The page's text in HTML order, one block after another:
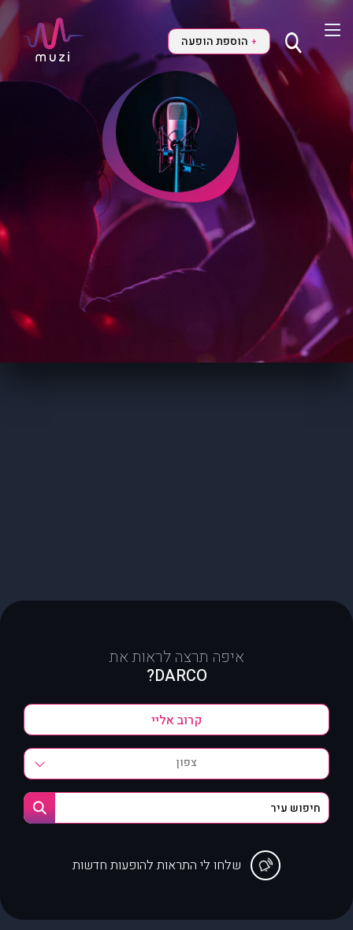
+ הוספת הופעה
איפה תרצה לראות את
DARCO?
צפון
שלחו לי התראות להופעות חדשות